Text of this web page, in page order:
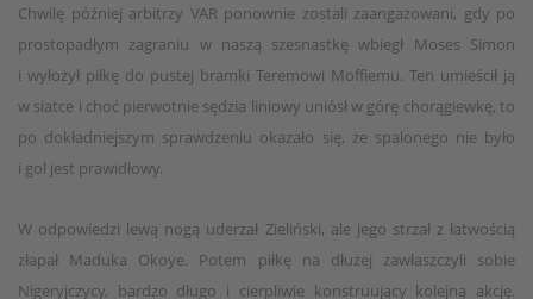
Chwilę później arbitrzy VAR ponownie zostali zaangażowani, gdy po
prostopadłym zagraniu w naszą szesnastkę wbiegł Moses Simon
i wyłożył piłkę do pustej bramki Teremowi Moffiemu. Ten umieścił ją
w siatce i choć pierwotnie sędzia liniowy uniósł w górę chorągiewkę, to
po dokładniejszym sprawdzeniu okazało się, że spalonego nie było
i gol jest prawidłowy.
W odpowiedzi lewą nogą uderzał Zieliński, ale jego strzał z łatwością
złapał Maduka Okoye. Potem piłkę na dłużej zawłaszczyli sobie
Nigeryjczycy, bardzo długo i cierpliwie konstruujący kolejną akcję.